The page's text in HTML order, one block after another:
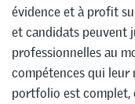
évidence et à profit
et candidats peuvent
professionnelles au
compétences qui leur
portfolio est